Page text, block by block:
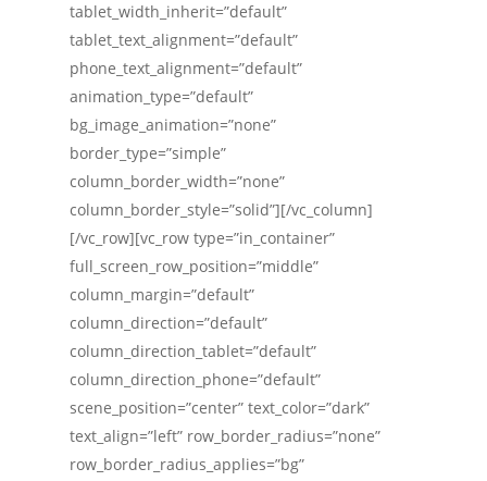
tablet_width_inherit=”default”
tablet_text_alignment=”default”
phone_text_alignment=”default”
animation_type=”default”
bg_image_animation=”none”
border_type=”simple”
column_border_width=”none”
column_border_style=”solid”][/vc_column]
[/vc_row][vc_row type=”in_container”
full_screen_row_position=”middle”
column_margin=”default”
column_direction=”default”
column_direction_tablet=”default”
column_direction_phone=”default”
scene_position=”center” text_color=”dark”
text_align=”left” row_border_radius=”none”
row_border_radius_applies=”bg”